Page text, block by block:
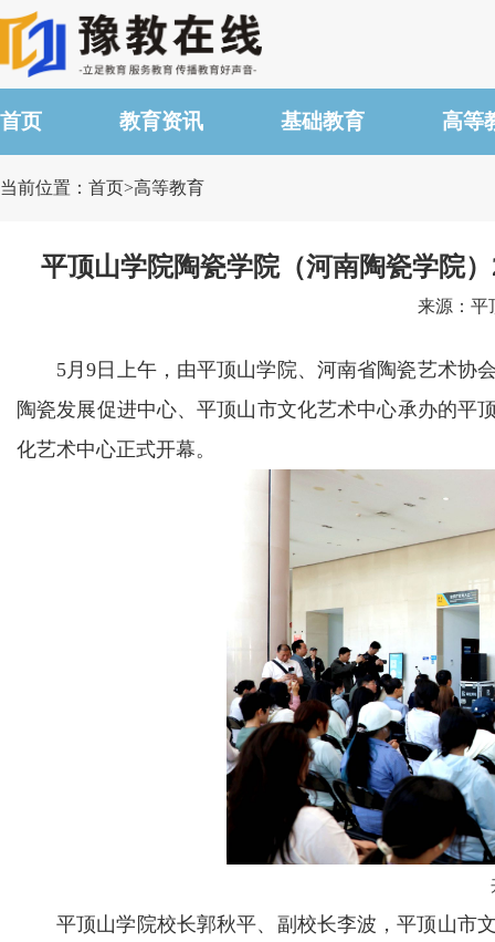
首页 教育资讯 基础教育 高等
当前位置：首页>高等教育
平顶山学院陶瓷学院（河南陶瓷学院
来源：平
5月9日上午，由平顶山学院、河南省陶瓷艺术协
陶瓷发展促进中心、平顶山市文化艺术中心承办的平
化艺术中心正式开幕。
平顶山学院校长郭秋平、副校长李波，平顶山市